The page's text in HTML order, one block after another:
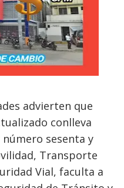
advierten que
conlleva
número sesenta y
Transporte
Vial, faculta a